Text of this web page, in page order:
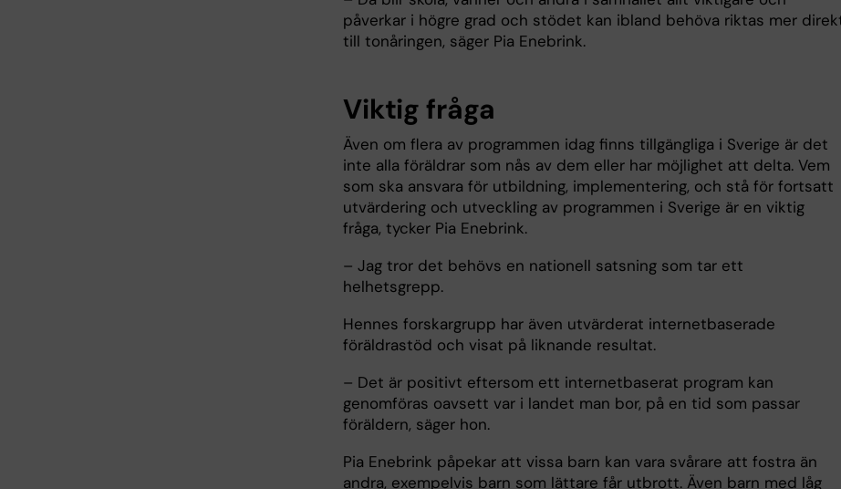
påverkar i högre grad och stödet kan ibland behöva riktas mer
till tonåringen, säger Pia Enebrink.
Viktig fråga
Även om flera av programmen idag finns tillgängliga i Sverige är det
inte alla föräldrar som nås av dem eller har möjlighet att delta. Vem
som ska ansvara för utbildning, implementering, och stå för fortsatt
utvärdering och utveckling av programmen i Sverige är en viktig
fråga, tycker Pia Enebrink.
– Jag tror det behövs en nationell satsning som tar ett
helhetsgrepp.
Hennes forskargrupp har även utvärderat internetbaserade
föräldrastöd och visat på liknande resultat.
– Det är positivt eftersom ett internetbaserat program kan
genomföras oavsett var i landet man bor, på en tid som passar
föräldern, säger hon.
Pia Enebrink påpekar att vissa barn kan vara svårare att fostra än
andra, exempelvis barn som lättare får utbrott. Även barn med låg